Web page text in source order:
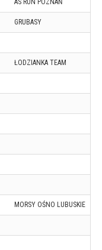
AS RUN POZNAŃ
GRUBASY
ŁODZIANKA TEAM
MORSY OŚNO LUBUSKIE